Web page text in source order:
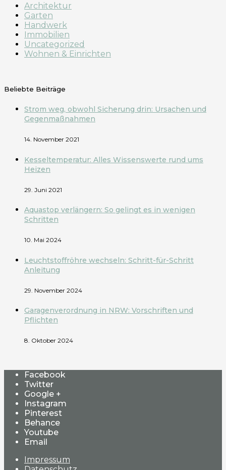
Architektur
Garten
Handwerk
Immobilien
Uncategorized
Wohnen & Einrichten
Beliebte Beiträge
Strom weg, obwohl Sicherung drin: Ursachen und
Gegenmaßnahmen
14. November 2021
Kesseltemperatur: Alles Wissenswerte rund ums
Heizen
29. Juni 2021
Aquastop verlängern: So gelingt es in wenigen
Schritten
10. Mai 2024
Leuchtstoffröhre wechseln: Schritt-für-Schritt
Anleitung
29. November 2024
Garagenverordnung in NRW: Vorschriften und
Pflichten
8. Oktober 2024
Facebook
Twitter
Google +
Instagram
Pinterest
Behance
Youtube
Email
Impressum